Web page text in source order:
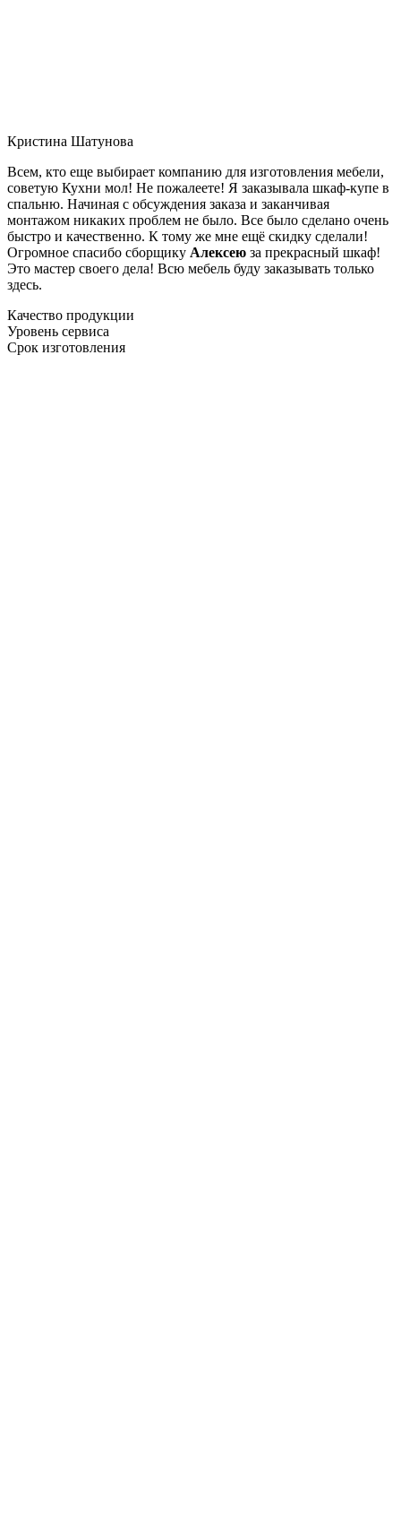
Кристина Шатунова
Всем, кто еще выбирает компанию для изготовления мебели,
советую Кухни мол! Не пожалеете! Я заказывала шкаф-купе в
спальню. Начиная с обсуждения заказа и заканчивая
монтажом никаких проблем не было. Все было сделано очень
быстро и качественно. К тому же мне ещё скидку сделали!
Огромное спасибо сборщику Алексею за прекрасный шкаф!
Это мастер своего дела! Всю мебель буду заказывать только
здесь.
Качество продукции
Уровень сервиса
Срок изготовления